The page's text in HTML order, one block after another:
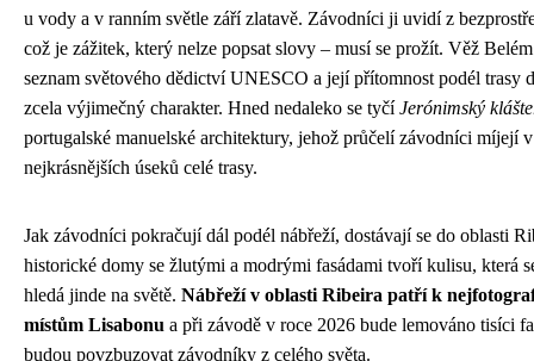
u vody a v ranním světle září zlatavě. Závodníci ji uvidí z
což je zážitek, který nelze popsat slovy – musí se prožít. Věž Belém
seznam světového dědictví UNESCO a její přítomnost podél trasy
zcela výjimečný charakter. Hned nedaleko se tyčíJerónimský
portugalské manuelské architektury, jehož průčelí závodníci míjejí
nejkrásnějších úseků celé trasy.
Jak závodníci pokračují dál podél nábřeží, dostávají se do oblasti
historické domy se žlutými a modrými fasádami tvoří kulisu, která
hledá jinde na světě. Nábřeží v oblasti Ribeira patří k
místům Lisabonu a při závodě v roce 2026 bude lemováno tisíci
budou povzbuzovat závodníky z celého světa.